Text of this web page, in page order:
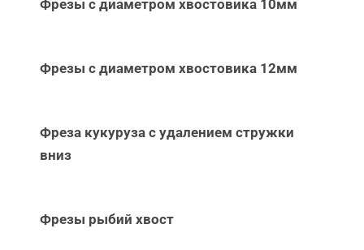
Фрезы с диаметром хвостовика 10мм
Фрезы с диаметром хвостовика 12мм
Фреза кукуруза с удалением стружки
вниз
Фрезы рыбий хвост